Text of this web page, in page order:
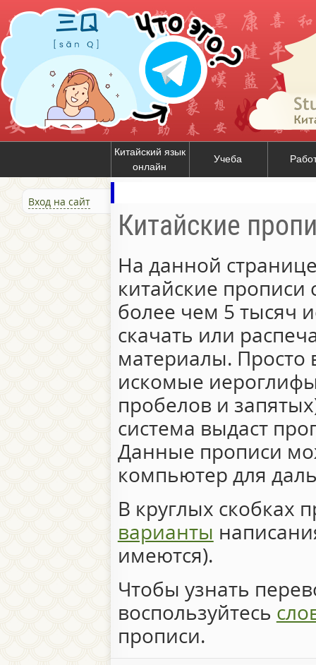
Китайский язык
онлайн
Учеба
Вход на сайт
Китайские
На данной
китайские
более чем 5 тысяч
скачать или
материалы. Просто
искомые
пробелов и
система выдаст
Данные прописи
компьютер для
В круглых скобках
варианты
имеются).
Чтобы узнать
воспользуйтесь
прописи.